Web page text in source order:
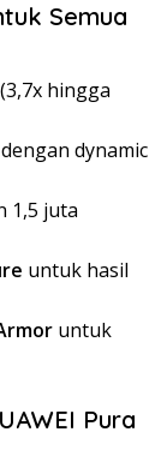
Semua
(3,7x hingga
dengan dynamic
1,5 juta
untuk hasil
untuk
Pura